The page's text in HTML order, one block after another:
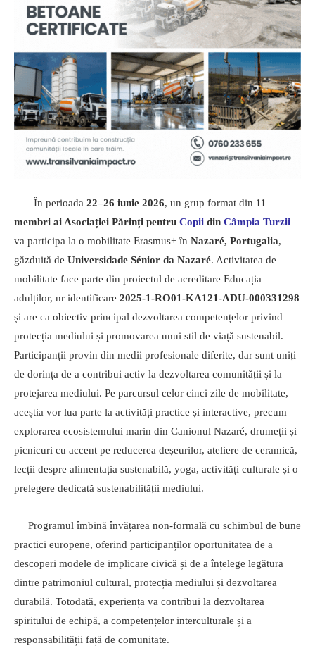
În perioada 22–26 iunie 2026, un grup format din 11
membri ai Asociației Părinți pentru Copii din Câmpia Turzii
va participa la o mobilitate Erasmus+ în Nazaré, Portugalia,
găzduită de Universidade Sénior da Nazaré. Activitatea de
mobilitate face parte din proiectul de acreditare Educația
adulților, nr identificare 2025-1-RO01-KA121-ADU-000331298
și are ca obiectiv principal dezvoltarea competențelor privind
protecția mediului și promovarea unui stil de viață sustenabil.
Participanții provin din medii profesionale diferite, dar sunt uniți
de dorința de a contribui activ la dezvoltarea comunității și la
protejarea mediului. Pe parcursul celor cinci zile de mobilitate,
aceștia vor lua parte la activități practice și interactive, precum
explorarea ecosistemului marin din Canionul Nazaré, drumeții și
picnicuri cu accent pe reducerea deșeurilor, ateliere de ceramică,
lecții despre alimentația sustenabilă, yoga, activități culturale și o
prelegere dedicată sustenabilității mediului.
Programul îmbină învățarea non-formală cu schimbul de bune
practici europene, oferind participanților oportunitatea de a
descoperi modele de implicare civică și de a înțelege legătura
dintre patrimoniul cultural, protecția mediului și dezvoltarea
durabilă. Totodată, experiența va contribui la dezvoltarea
spiritului de echipă, a competențelor interculturale și a
responsabilității față de comunitate.